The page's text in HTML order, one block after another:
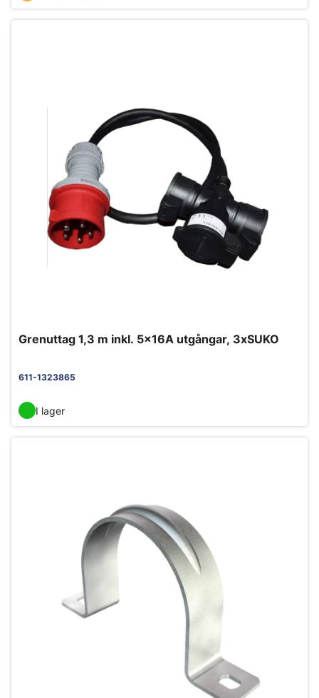
Grenuttag 1,3 m inkl. 5x16A utgångar, 3xSUKO
611-1323865
I lager